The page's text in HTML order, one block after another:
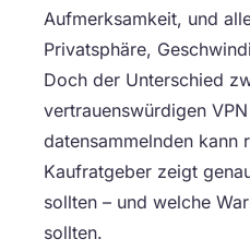
Aufmerksamkeit, und
Privatsphäre,
Doch der Unterschied
vertrauenswürdigen
datensammelnden kann
Kaufratgeber zeigt
sollten – und welche
sollten.